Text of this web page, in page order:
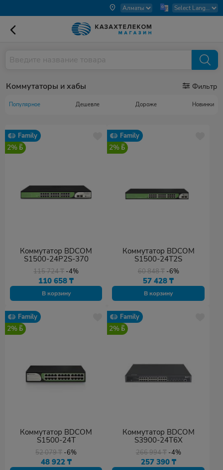
Коммутаторы и хабы Фильтр
Популярное Дешевле Дороже Новинки
Family
2%
Коммутатор BDCOM
S1500-24P2S-370
115 724₸ -4%
110 658₸
В корзину
Family
2%
Коммутатор BDCOM
S1500-24T2S
60 848₸ -6%
57 428₸
В корзину
Family
2%
Коммутатор BDCOM
S1500-24T
52 079₸ -6%
48 922 ₸
Family
2%
Коммутатор BDCOM
S3900-24T6X
266 994₸ -4%
257 390 ₸